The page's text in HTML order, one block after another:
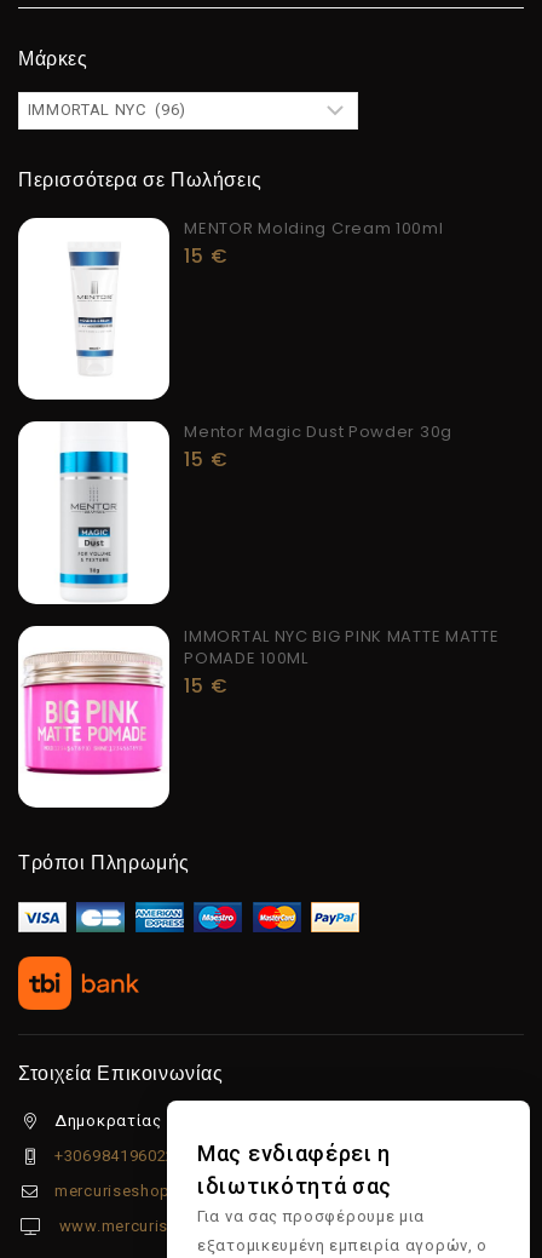
Μάρκες
Περισσότερα σε Πωλήσεις
MENTOR Molding Cream 100ml
15 €
Mentor Magic Dust Powder 30g
15 €
IMMORTAL NYC BIG PINK MATTE MATTE
POMADE 100ML
15 €
Τρόποι Πληρωμής
Στοιχεία Επικοινωνίας
Δημοκρατίας 5β Λιμένας Χερσονήσου, 70014
+306984196022
mercuriseshop@gmail.com
www.mercuriseshop.gr
Μας ενδιαφέρει η
ιδιωτικότητά σας
Για να σας προσφέρουμε μια
εξατομικευμένη εμπειρία αγορών, ο